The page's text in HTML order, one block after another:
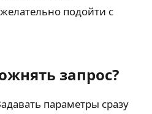
подойти с
запрос?
параметры сразу